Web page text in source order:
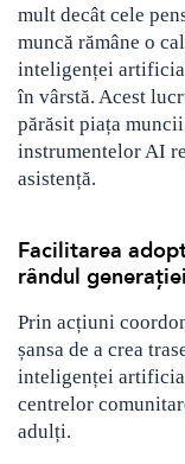
mult decât cele
muncă rămâne o
inteligenței
în vârstă. Acest
părăsit piața
instrumentelor AI
asistență.
Facilitarea
rândul generației
Prin acțiuni
șansa de a crea
inteligenței
centrelor
adulți.